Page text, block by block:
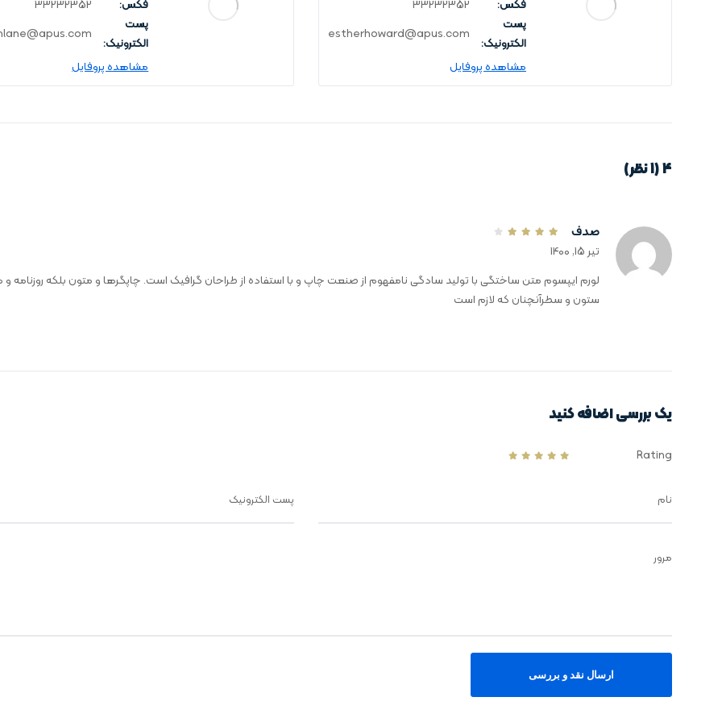
فکس:
33232352
پست
الکترونیک:
estherhoward@apus.com
مشاهده پروفایل
فکس:
33232352
پست
الکترونیک:
مشاهده پروفایل
4 (1 نظر)
صدف
تیر 15, 1400
لورم ایپسوم متن ساختگی با تولید سادگی نامفهوم از صنعت چاپ و با استفاده از طراحان گرافیک است. چاپگرها و متون بلکه روزنامه و
ستون و سطرآنچنان که لازم است
یک بررسی اضافه کنید
Rating
نام پست الکترونیک
مرور